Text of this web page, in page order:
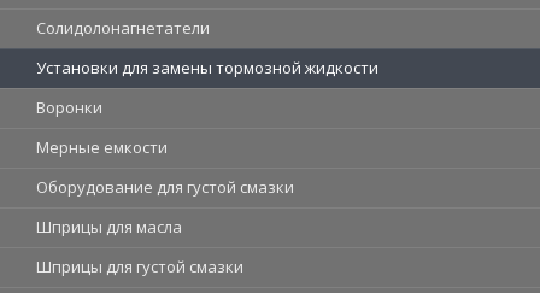
Солидолонагнетатели
Установки для замены тормозной жидкости
Воронки
Мерные емкости
Оборудование для густой смазки
Шприцы для масла
Шприцы для густой смазки